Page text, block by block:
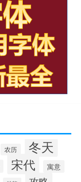
农历 冬天
宋代 寓意